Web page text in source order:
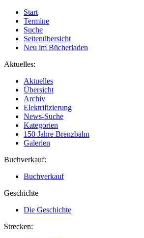
Start
Termine
Suche
Seitenübersicht
Neu im Bücherladen
Aktuelles:
Aktuelles
Übersicht
Archiv
Elektrifizierung
News-Suche
Kategorien
150 Jahre Brenzbahn
Galerien
Buchverkauf:
Buchverkauf
Geschichte
Die Geschichte
Strecken: